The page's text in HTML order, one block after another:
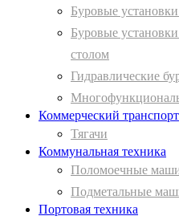
Буровые
Буровые
столом
Гидравлические
Коммерческий транспорт
Тягачи
Коммунальная техника
Поломоечные
Подметальные
Портовая техника